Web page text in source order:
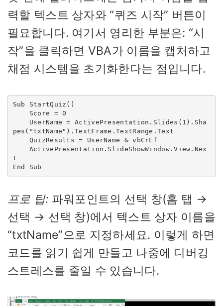
력할 텍스트 상자와 “퀴즈 시작” 버튼이
필요합니다. 여기서 영리한 부분은: “시
작”을 클릭하면 VBA가 이름을 캡처하고
채점 시스템을 초기화한다는 점입니다.
Sub StartQuiz()
pes("txtName").TextFrame.TextRange.Text
t
End Sub
프로 팁: 파워포인트의 선택 창(홈 탭 →
선택 → 선택 창)에서 텍스트 상자 이름을
“txtName”으로 지정하세요. 이렇게 하면
코드를 읽기 쉽게 만들고 나중에 디버깅
스트레스를 줄일 수 있습니다.